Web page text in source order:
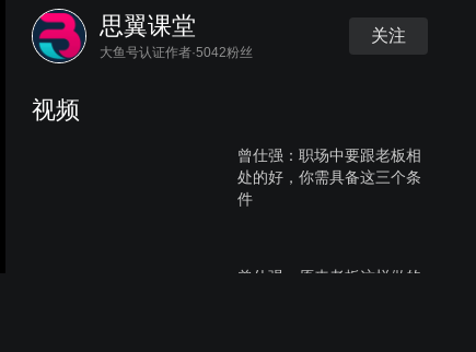
思翼课堂
大鱼号认证作者·5042粉丝
关注
视频
曾仕强：职场中要跟老板相
处的好，你需具备这三个条
件
曾仕强：原来老板这样做的